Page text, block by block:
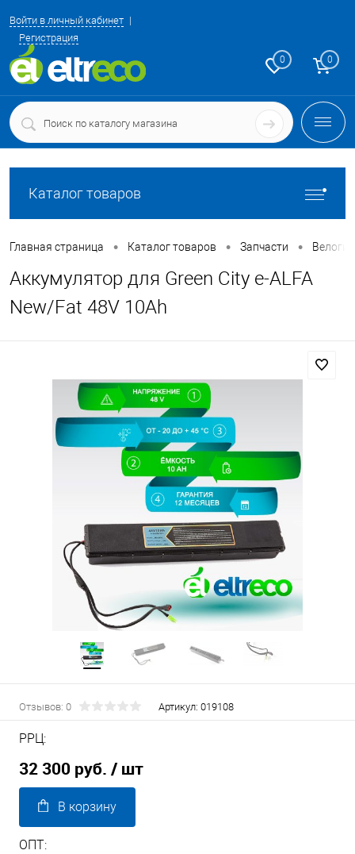
Войти в личный кабинет
Регистрация
0 0
Каталог товаров
Главная страница • Каталог товаров • Запчасти •
Аккумулятор для Green City e-ALFA
New/Fat 48V 10Ah
Отзывов: 0 Артикул: 019108
РРЦ:
32 300 руб. / шт
В корзину
ОПТ: